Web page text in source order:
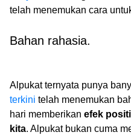
telah menemukan cara
Bahan rahasia.
Alpukat ternyata punya
terkini telah menemukan
hari memberikan efek
kita. Alpukat bukan cuma